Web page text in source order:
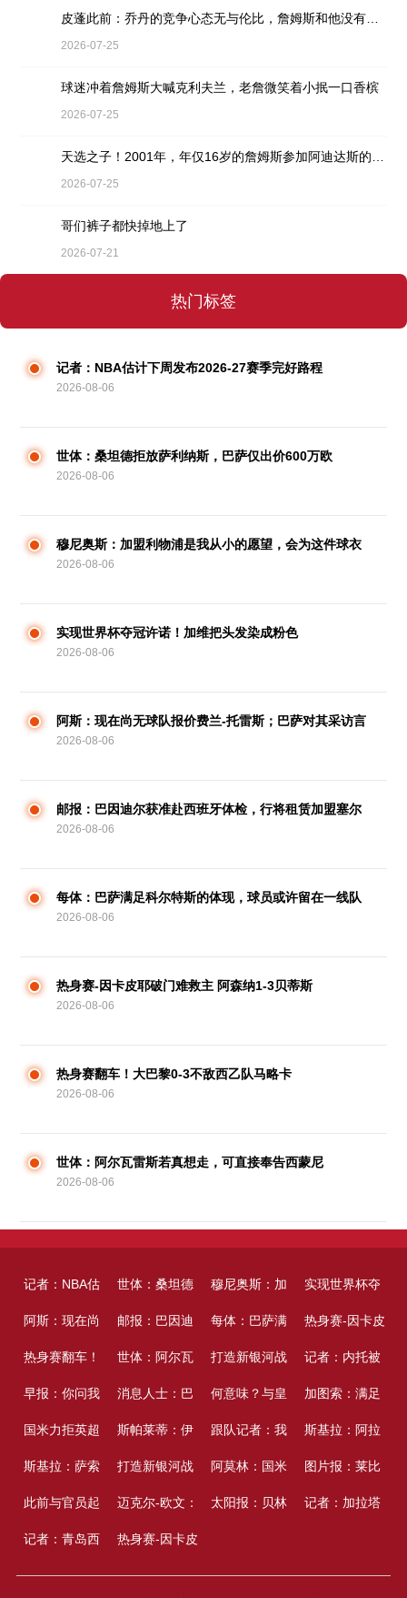
2026-07-25
球迷冲着詹姆斯大喊克利夫兰，老詹微笑着小抿一口香槟
2026-07-25
2026-07-25
哥们裤子都快掉地上了
2026-07-21
热门标签
记者：NBA估计下周发布2026-27赛季完好路程
2026-08-06
世体：桑坦德拒放萨利纳斯，巴萨仅出价600万欧
2026-08-06
穆尼奥斯：加盟利物浦是我从小的愿望，会为这件球衣
拼尽全力
2026-08-06
实现世界杯夺冠许诺！加维把头发染成粉色
2026-08-06
阿斯：现在尚无球队报价费兰-托雷斯；巴萨对其采访言
辞不满
2026-08-06
邮报：巴因迪尔获准赴西班牙体检，行将租赁加盟塞尔
塔
2026-08-06
每体：巴萨满足科尔特斯的体现，球员或许留在一线队
2026-08-06
热身赛-因卡皮耶破门难救主 阿森纳1-3贝蒂斯
2026-08-06
热身赛翻车！大巴黎0-3不敌西乙队马略卡
2026-08-06
世体：阿尔瓦雷斯若真想走，可直接奉告西蒙尼
2026-08-06
记者：NBA估
计下周发布
2026-27赛季
完好路程
世体：桑坦德
拒放萨利纳
斯，巴萨仅出
价600万欧
穆尼奥斯：加
盟利物浦是我
从小的愿望，
会为这件球衣
拼尽全力
实现世界杯夺
冠许诺！加维
把头发染成粉
色
阿斯：现在尚
无球队报价费
兰-托雷斯；巴
萨对其采访言
辞不满
邮报：巴因迪
尔获准赴西班
牙体检，行将
租赁加盟塞尔
塔
每体：巴萨满
足科尔特斯的
体现，球员或
许留在一线队
热身赛-因卡皮
耶破门难救主
阿森纳1-3贝蒂
斯
热身赛翻车！
大巴黎0-3不敌
西乙队马略卡
世体：阿尔瓦
雷斯若真想
走，可直接奉
告西蒙尼
打造新银河战
舰！穆帅发动
大清洗方案 6
大实力悍将恐
遭清洗
记者：内托被
切尔西标价
7000万镑，曼
城很可能满意
要价
早报：你问我
要去向何方
消息人士：巴
萨挨近以共800
万至1000万欧
的转会费敲定
坎塞洛
何意味？与皇
马商谈续约后
维尼修斯忽然
清空个人社媒
加图索：满足
球员斗志，拉
齐奥走在正确
道路上
国米力拒英超
4000万报价留
住新星 齐沃中
场革新助力良
多
斯帕莱蒂：伊
尔迪兹对尤文
极为要害，球
队展示了很强
的整体性
跟队记者：我
感到很吃惊，
为什么米兰还
图皮尼安
斯基拉：阿拉
伊贝戈维奇将
挑选尤文的17
斯基拉：萨索
洛问询达米安
的状况，球员
躲避承受一年
打造新银河战
舰！穆帅发动
大清洗方案 6
大实力悍将恐
阿莫林：国米
很快理解了咱
终20分钟咱们
图片报：莱比
锡将激活霍芬
拉尼3000万欧
此前与官员起
抵触，喀麦隆
足协：非足联
迈克尔-欧文：
本以萨拉赫会
留在利物浦或
太阳报：贝林
身奥尔顿塔游
记者：加拉塔
的转会与法兰
记者：青岛西
海岸夏窗新援
热身赛-因卡皮
耶破门难救主